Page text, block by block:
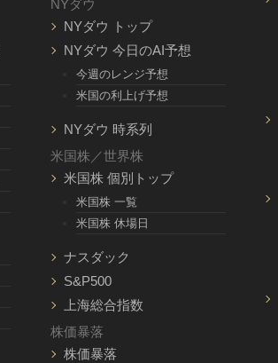
NYダウ
NYダウ トップ
NYダウ 今日のAI予想
今週のレンジ予想
米国の利上げ予想
NYダウ 時系列
米国株／世界株
米国株 個別トップ
米国株 一覧
米国株 休場日
ナスダック
S&P500
上海総合指数
株価暴落
株価暴落